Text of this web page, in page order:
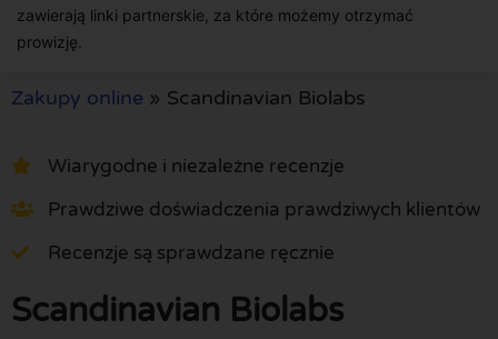
zawierają linki partnerskie, za które możemy otrzymać
prowizję.
Zakupy online » Scandinavian Biolabs
Wiarygodne i niezależne recenzje
Prawdziwe doświadczenia prawdziwych klientów
Recenzje są sprawdzane ręcznie
Scandinavian Biolabs